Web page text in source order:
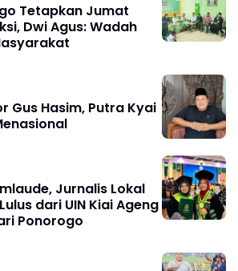
Tetapkan Jumat
Dwi Agus: Wadah
Gus Hasim, Putra Kyai
Jurnalis Lokal
dari UIN Kiai Ageng
Ponorogo